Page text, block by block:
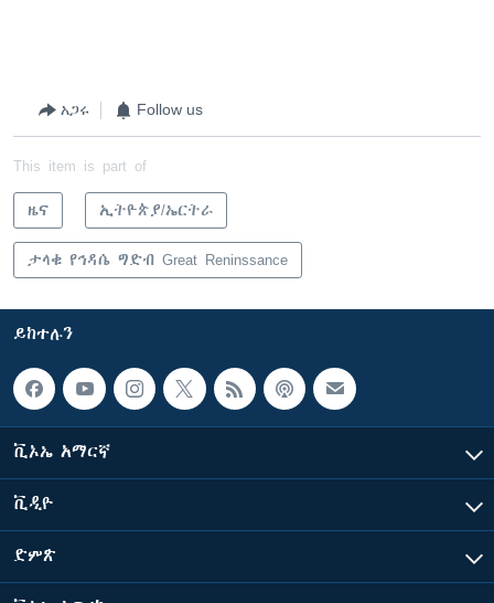
አጋሩ Follow us
This item is part of
ዜና ኢትዮጵያ/ኤርትራ
ታላቁ የኅዳሴ ግድብ Great Reninssance
ይከተሉን
ቪኦኤ አማርኛ
ቪዲዮ
ድምጽ